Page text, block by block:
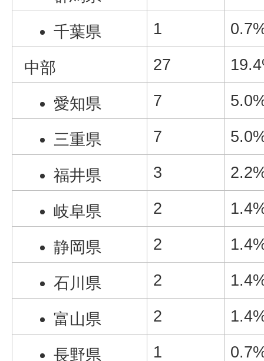
千葉県 1
中部 27
愛知県 7
三重県 7
福井県 3
岐阜県 2
静岡県 2
石川県 2
富山県 2
長野県 1